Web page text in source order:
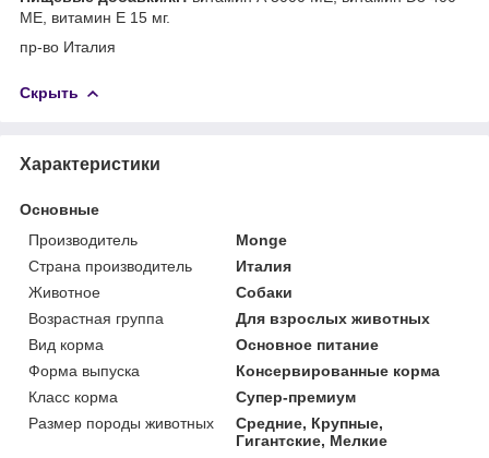
МЕ, витамин Е 15 мг.
пр-во Италия
Скрыть
Характеристики
Основные
Производитель
Monge
Страна производитель
Италия
Животное
Собаки
Возрастная группа
Для взрослых животных
Вид корма
Основное питание
Форма выпуска
Консервированные корма
Класс корма
Супер-премиум
Размер породы животных
Средние, Крупные,
Гигантские, Мелкие